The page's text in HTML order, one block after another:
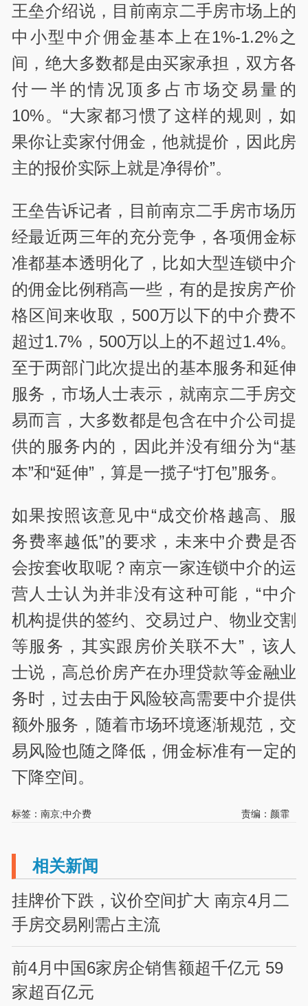
王垒介绍说，目前南京二手房市场上的
中小型中介佣金基本上在1%-1.2%之
间，绝大多数都是由买家承担，双方各
付一半的情况顶多占市场交易量的
10%。“大家都习惯了这样的规则，如
果你让卖家付佣金，他就提价，因此房
主的报价实际上就是净得价”。
王垒告诉记者，目前南京二手房市场历
经最近两三年的充分竞争，各项佣金标
准都基本透明化了，比如大型连锁中介
的佣金比例稍高一些，有的是按房产价
格区间来收取，500万以下的中介费不
超过1.7%，500万以上的不超过1.4%。
至于两部门此次提出的基本服务和延伸
服务，市场人士表示，就南京二手房交
易而言，大多数都是包含在中介公司提
供的服务内的，因此并没有细分为“基
本”和“延伸”，算是一揽子“打包”服务。
如果按照该意见中“成交价格越高、服
务费率越低”的要求，未来中介费是否
会按套收取呢？南京一家连锁中介的运
营人士认为并非没有这种可能，“中介
机构提供的签约、交易过户、物业交割
等服务，其实跟房价关联不大”，该人
士说，高总价房产在办理贷款等金融业
务时，过去由于风险较高需要中介提供
额外服务，随着市场环境逐渐规范，交
易风险也随之降低，佣金标准有一定的
下降空间。
标签：南京;中介费 责编：颜霏
相关新闻
挂牌价下跌，议价空间扩大 南京4月二
手房交易刚需占主流
前4月中国6家房企销售额超千亿元 59
家超百亿元